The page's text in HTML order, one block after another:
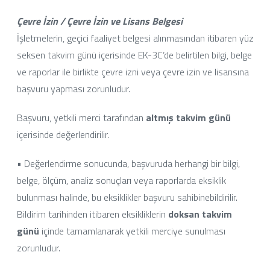
Çevre İzin / Çevre İzin ve Lisans Belgesi
İşletmelerin, geçici faaliyet belgesi alınmasından itibaren yüz
seksen takvim günü içerisinde EK-3C’de belirtilen bilgi, belge
ve raporlar ile birlikte çevre izni veya çevre izin ve lisansına
başvuru yapması zorunludur.
Başvuru, yetkili merci tarafından altmış takvim günü
içerisinde değerlendirilir.
• Değerlendirme sonucunda, başvuruda herhangi bir bilgi,
belge, ölçüm, analiz sonuçları veya raporlarda eksiklik
bulunması halinde, bu eksiklikler başvuru sahibinebildirilir.
Bildirim tarihinden itibaren eksikliklerin doksan takvim
günü içinde tamamlanarak yetkili merciye sunulması
zorunludur.